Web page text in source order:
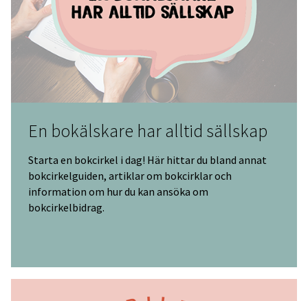
En bokälskare har alltid sällskap
Starta en bokcirkel i dag! Här hittar du bland annat
bokcirkelguiden, artiklar om bokcirklar och
information om hur du kan ansöka om
bokcirkelbidrag.